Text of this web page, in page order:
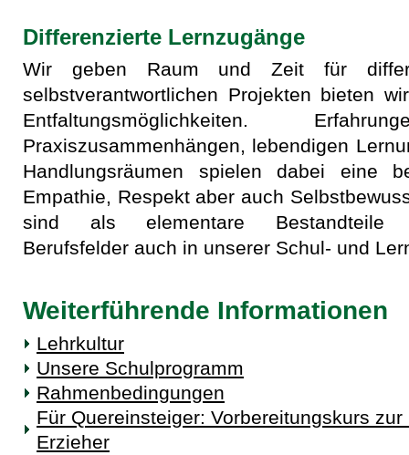
Differenzierte Lernzugänge
Wir geben Raum und Zeit für
selbstverantwortlichen Projekten bieten
Entfaltungsmöglichkeiten.
Praxiszusammenhängen, lebendigen
Handlungsräumen spielen dabei eine
Empathie, Respekt aber auch
sind als elementare Bestandteile
Berufsfelder auch in unserer Schul- und
Weiterführende Informationen
Lehrkultur
Unsere Schulprogramm
Rahmenbedingungen
Für Quereinsteiger: Vorbereitungskurs
Erzieher